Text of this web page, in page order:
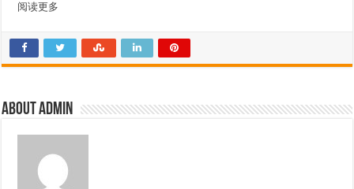
阅读更多
About admin